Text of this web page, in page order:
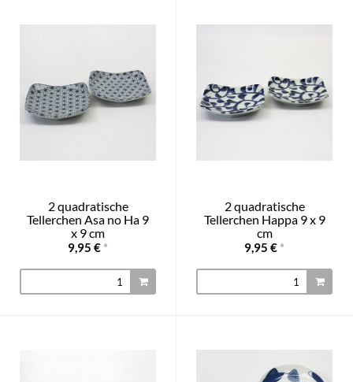
2 quadratische
Tellerchen Asa no Ha 9
x 9 cm
9,95 € *
2 quadratische
Tellerchen Happa 9 x 9
cm
9,95 € *